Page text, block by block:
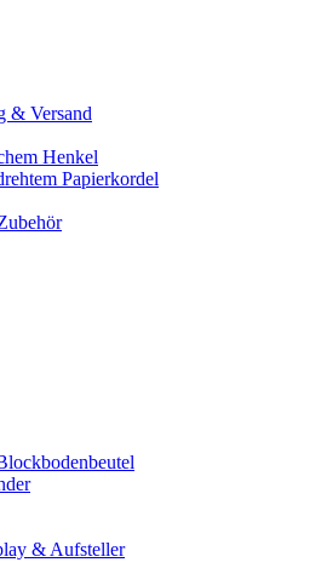
& Versand
Henkel
Papierkordel
& Aufsteller